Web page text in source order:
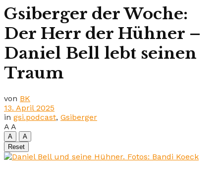
Gsiberger der Woche:
Der Herr der Hühner –
Daniel Bell lebt seinen
Traum
von BK
13. April 2025
in gsi.podcast, Gsiberger
A A
A
A
Reset